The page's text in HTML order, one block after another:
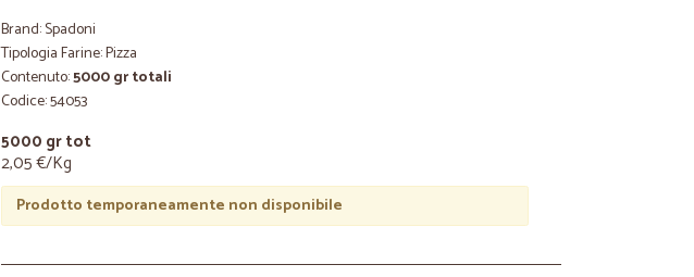
Brand: Spadoni
Tipologia Farine: Pizza
Contenuto:5000 gr totali
Codice: 54053
5000 gr tot
2,05 €/Kg
Prodotto temporaneamente non disponibile